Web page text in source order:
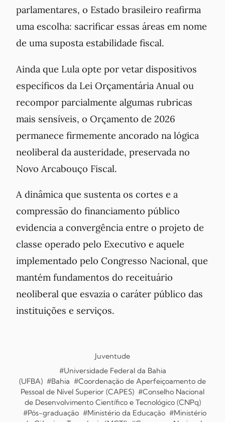
parlamentares, o Estado brasileiro reafirma
uma escolha: sacrificar essas áreas em nome
de uma suposta estabilidade fiscal.
Ainda que Lula opte por vetar dispositivos
específicos da Lei Orçamentária Anual ou
recompor parcialmente algumas rubricas
mais sensíveis, o Orçamento de 2026
permanece firmemente ancorado na lógica
neoliberal da austeridade, preservada no
Novo Arcabouço Fiscal.
A dinâmica que sustenta os cortes e a
compressão do financiamento público
evidencia a convergência entre o projeto de
classe operado pelo Executivo e aquele
implementado pelo Congresso Nacional, que
mantém fundamentos do receituário
neoliberal que esvazia o caráter público das
instituições e serviços.
Juventude
#Universidade Federal da Bahia
(UFBA) #Bahia #Coordenação de Aperfeiçoamento de
Pessoal de Nível Superior (CAPES) #Conselho Nacional
de Desenvolvimento Científico e Tecnológico (CNPq)
#Pós-graduação #Ministério da Educação #Ministério